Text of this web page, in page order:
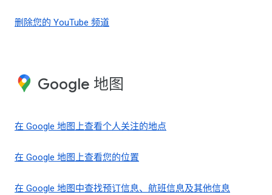
删除您的 YouTube 频道
Google 地图
在 Google 地图上查看个人关注的地点
在 Google 地图上查看您的位置
在 Google 地图中查找预订信息、航班信息及其他信息